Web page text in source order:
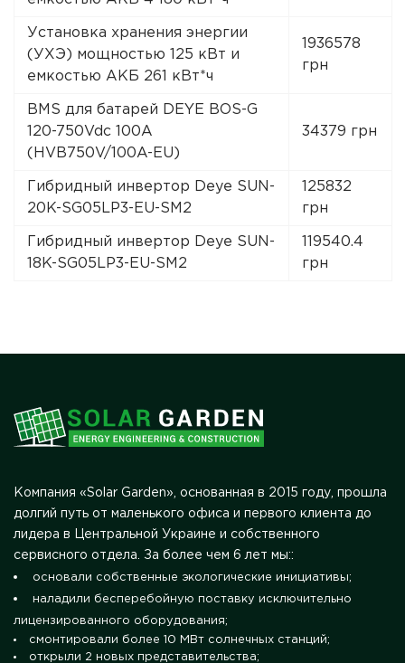
Установка хранения энергии
(УХЭ) мощностью 125 кВт и
емкостью АКБ 261 кВт*ч
1936578
грн
BMS для батарей DEYE BOS-G
120-750Vdc 100A
(HVB750V/100A-EU)
34379 грн
Гибридный инвертор Deye SUN-
20K-SG05LP3-EU-SM2
125832
грн
Гибридный инвертор Deye SUN-
18K-SG05LP3-EU-SM2
119540.4
грн
Компания «Solar Garden», основанная в 2015 году, прошла
долгий путь от маленького офиса и первого клиента до
лидера в Центральной Украине и собственного
сервисного отдела. За более чем 6 лет мы::
основали собственные экологические инициативы;
наладили бесперебойную поставку исключительно
лицензированного оборудования;
смонтировали более 10 МВт солнечных станций;
открыли 2 новых представительства;